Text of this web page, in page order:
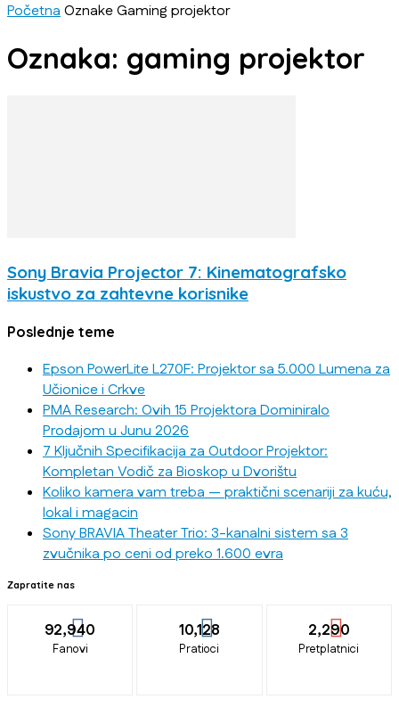
PočetnaOznakeGaming projektor
Oznaka: gaming projektor
Sony Bravia Projector 7: Kinematografsko
iskustvo za zahtevne korisnike
Poslednje teme
Epson PowerLite L270F: Projektor sa 5.000 Lumena za
Učionice i Crkve
PMA Research: Ovih 15 Projektora Dominiralo
Prodajom u Junu 2026
7 Ključnih Specifikacija za Outdoor Projektor:
Kompletan Vodič za Bioskop u Dvorištu
Koliko kamera vam treba — praktični scenariji za kuću,
lokal i magacin
Sony BRAVIA Theater Trio: 3-kanalni sistem sa 3
zvučnika po ceni od preko 1.600 evra
Zapratite nas
92,940
Fanovi
10,128
Pratioci
2,290
Pretplatnici